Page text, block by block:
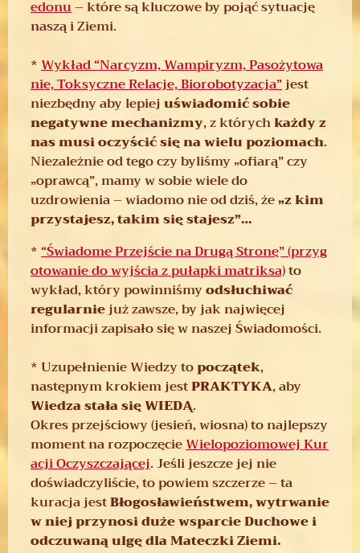
edonu– które są kluczowe by pojąć sytuację
naszą i Ziemi.
*Wykład “Narcyzm, Wampiryzm, Pasożytowa
nie, Toksyczne Relacje, Biorobotyzacja”jest
niezbędny aby lepiejuświadomić sobie
negatywne mechanizmy, z którychkażdy z
nas musi oczyścić się na wielu poziomach.
Niezależnie od tego czy byliśmy „ofiarą” czy
„oprawcą”, mamy w sobie wiele do
uzdrowienia – wiadomo nie od dziś, że„z kim
przystajesz, takim się stajesz”…
*“Świadome Przejście na Drugą Stronę” (przyg
otowanie do wyjścia z pułapki matriksa)to
wykład, który powinniśmyodsłuchiwać
regularniejuż zawsze, by jak najwięcej
informacji zapisało się w naszej Świadomości.
* Uzupełnienie Wiedzy topoczątek,
następnym krokiem jestPRAKTYKA, aby
Wiedza stała się WIEDĄ.
Okres przejściowy (jesień, wiosna) to najlepszy
moment na rozpoczęcieWielopoziomowej Kur
acji Oczyszczającej. Jeśli jeszcze jej nie
doświadczyliście, to powiem szczerze – ta
kuracja jestBłogosławieństwem, wytrwanie
w niej przynosi duże wsparcie Duchowe i
odczuwaną ulgę dla Mateczki Ziemi.